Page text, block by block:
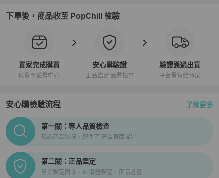
下單後，商品收至 PopChill 檢驗
買家完成購買
收貨至驗證中心
安心購驗證
正品鑑定 品質檢查
驗證通過出貨
平台發貨給買家
安心購檢驗流程 了解更多
PopChill拍拍圈正品驗證、安心購檢驗流程介紹
第一關：專人品質檢查
確認商品狀況、配件等 符合頁面描述
第二關：正品鑑定
專業鑑定團隊、AI 儀器鑑定、正品證書